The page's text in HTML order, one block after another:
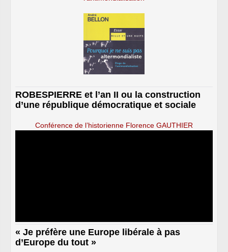
ROBESPIERRE et l’an II ou la construction
d’une république démocratique et sociale
Conférence de l’historienne Florence GAUTHIER
« Je préfère une Europe libérale à pas
d’Europe du tout »